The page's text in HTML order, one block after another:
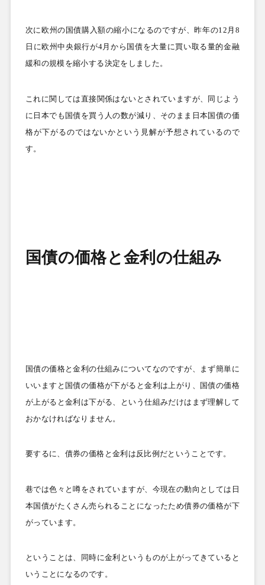
次に欧州の国債購入額の縮小になるのですが、昨年の12 月 8
日に欧州中央銀行が4月から国債を大量に買い取る量的金融
緩和の規模を縮小する決定をしました。
これに関しては直接関係はないとされていますが、同じよう
に日本でも国債を買う人の数が減り、そのまま日本国債の価
格が下がるのではないかという見解が予想されているので
す。
国債の価格と金利の仕組み
国債の価格と金利の仕組みについてなのですが、まず簡単に
いいますと国債の価格が下がると金利は上がり、国債の価格
が上がると金利は下がる、という仕組みだけはまず理解して
おかなければなりません。
要するに、債券の価格と金利は反比例だということです。
巷では色々と噂をされていますが、今現在の動向としては日
本国債がたくさん売られることになったため債券の価格が下
がっています。
ということは、同時に金利というものが上がってきていると
いうことになるのです。